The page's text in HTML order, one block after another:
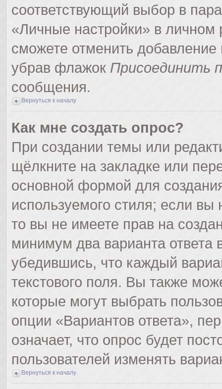
соответствующий выбор в
«Личные настройки» в
сможете отменить
убрав флажок Присоединить
сообщения.
Вернуться к началу
Как мне создать опрос?
При создании темы или
щёлкните на закладке или
основной формой для
используемого стиля; если
то вы не имеете прав на
минимум два варианта ответа
убедившись, что каждый
текстового поля. Вы также
которые могут выбрать
опции «Вариантов ответа»,
означает, что опрос будет
пользователей изменять
Вернуться к началу